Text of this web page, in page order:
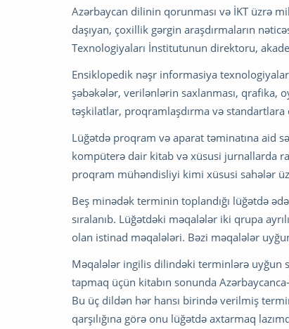
Azərbaycan dilinin qorunması və İKT üzrə
daşıyan, çoxillik gərgin araşdırmaların
Texnologiyaları İnstitutunun direktoru,
Ensiklopedik nəşr informasiya
şəbəkələr, verilənlərin saxlanması, qrafika,
təşkilatlar, proqramlaşdırma və
Lüğətdə proqram və aparat təminatına aid
kompüterə dair kitab və xüsusi jurnallarda
proqram mühəndisliyi kimi xüsusi sahələr
Beş minədək terminin toplandığı lüğətdə
sıralanıb. Lüğətdəki məqalələr iki qrupa
olan istinad məqalələri. Bəzi məqalələr
Məqalələr ingilis dilindəki terminlərə uyğun
tapmaq üçün kitabın sonunda
Bu üç dildən hər hansı birində verilmiş
qarşılığına görə onu lüğətdə axtarmaq